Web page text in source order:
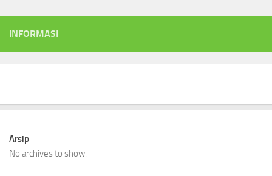
INFORMASI
Arsip
No archives to show.